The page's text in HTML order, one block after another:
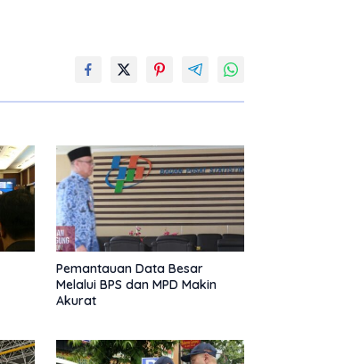
Pemantauan Data Besar
Melalui BPS dan MPD Makin
Akurat